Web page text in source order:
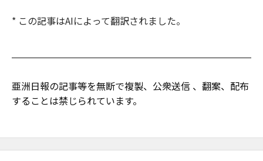
* この記事はAIによって翻訳されました。
亜洲日報の記事等を無断で複製、公衆送信 、翻案、配布
することは禁じられています。